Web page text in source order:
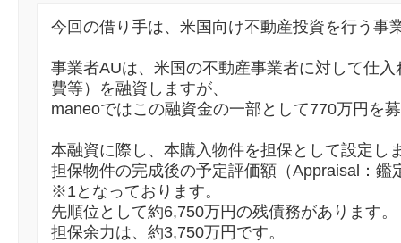
今回の借り手は、米国向け不動産投資を行う事
事業者AUは、米国の不動産事業者に対して仕
費等）を融資しますが、
maneoではこの融資金の一部として770万円を
本融資に際し、本購入物件を担保として設定し
担保物件の完成後の予定評価額（Appraisal：鑑
※1となっております。
先順位として約6,750万円の残債務があります。
担保余力は、約3,750万円です。